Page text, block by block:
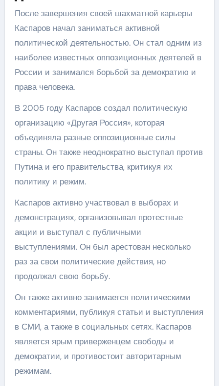
После завершения своей шахматной карьеры
Каспаров начал заниматься активной
политической деятельностью. Он стал одним из
наиболее известных оппозиционных деятелей в
России и занимался борьбой за демократию и
права человека.
В 2005 году Каспаров создал политическую
организацию «Другая Россия», которая
объединяла разные оппозиционные силы
страны. Он также неоднократно выступал против
Путина и его правительства, критикуя их
политику и режим.
Каспаров активно участвовал в выборах и
демонстрациях, организовывал протестные
акции и выступал с публичными
выступлениями. Он был арестован несколько
раз за свои политические действия, но
продолжал свою борьбу.
Он также активно занимается политическими
комментариями, публикуя статьи и выступления
в СМИ, а также в социальных сетях. Каспаров
является ярым приверженцем свободы и
демократии, и противостоит авторитарным
режимам.